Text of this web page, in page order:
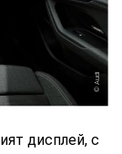
Audi
дисплей, с